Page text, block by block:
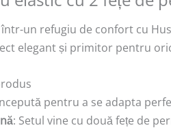
un refugiu de confort cu
elegant și primitor pentru
pentru a se adapta
: Setul vine cu două fețe de